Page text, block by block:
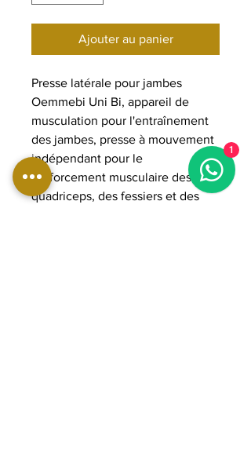
Ajouter au panier
Presse latérale pour jambes
Oemmebi Uni Bi, appareil de
musculation pour l'entraînement
des jambes, presse à mouvement
indépendant pour le
renforcement musculaire des
quadriceps, des fessiers et des
1